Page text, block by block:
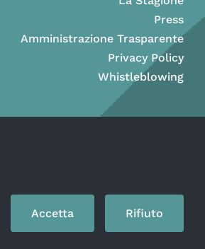
Press
Amministrazione Trasparente
Privacy Policy
Whistleblowing
Accetta Rifiuto